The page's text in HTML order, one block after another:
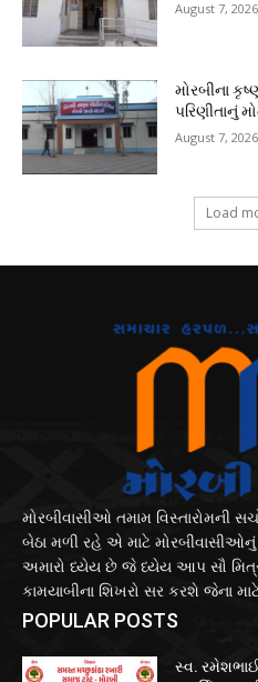
August 7,
મોરબીના
પરિણીતાનું
August 7,
Load
મોરબીવાસીઓ તમામ વિસ્તારોમની
બેઠા મળી રહે એ માટે મોરબીવાસીઓનું
અમારો ધ્યેય છે જે ધ્યેય આપ સૌ
કામયાબીના શિખરો સર કરશે જેના
POPULAR POSTS
સ્વ.